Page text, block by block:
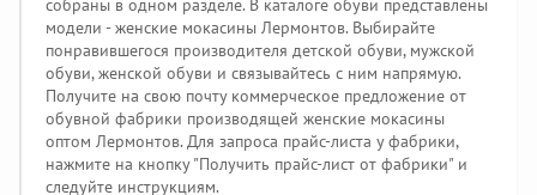
собраны в одном разделе. В каталоге обуви представлены
модели - женские мокасины Лермонтов. Выбирайте
понравившегося производителя детской обуви, мужской
обуви, женской обуви и связывайтесь с ним напрямую.
Получите на свою почту коммерческое предложение от
обувной фабрики производящей женские мокасины
оптом Лермонтов. Для запроса прайс-листа у фабрики,
нажмите на кнопку "Получить прайс-лист от фабрики" и
следуйте инструкциям.